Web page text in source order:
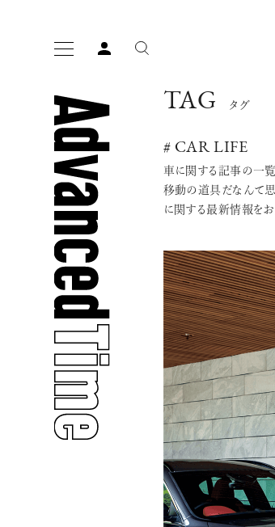
人気の検索ワード
プレ
人気のタグ
TAG タグ
# CAR LIFE
車に関する記事の一覧
移動の道具だなんて
に関する最新情報をお